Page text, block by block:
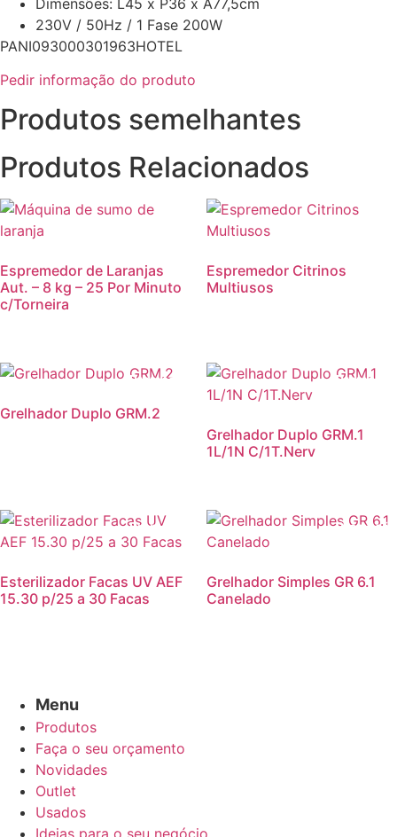
230V / 50Hz / 1 Fase 200W
PANI093000301963HOTEL
Pedir informação do produto
Produtos semelhantes
Produtos Relacionados
Espremedor de Laranjas
Aut. – 8 kg – 25 Por Minuto
c/Torneira
Espremedor Citrinos
Multiusos
Promoção!
Grelhador Duplo GRM.2
Grelhador Duplo GRM.1
1L/1N C/1T.Nerv
Promoção!
Esterilizador Facas UV AEF
15.30 p/25 a 30 Facas
Grelhador Simples GR 6.1
Canelado
Menu
Produtos
Faça o seu orçamento
Novidades
Outlet
Usados
Ideias para o seu negócio